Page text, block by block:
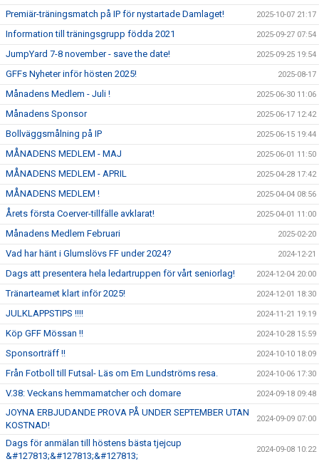
Premiär-träningsmatch på IP för nystartade Damlaget! 2025-10-07 21:17
Information till träningsgrupp födda 2021 2025-09-27 07:54
JumpYard 7-8 november - save the date! 2025-09-25 19:54
GFFs Nyheter inför hösten 2025! 2025-08-17
Månadens Medlem - Juli ! 2025-06-30 11:06
Månadens Sponsor 2025-06-17 12:42
Bollväggsmålning på IP 2025-06-15 19:44
MÅNADENS MEDLEM - MAJ 2025-06-01 11:50
MÅNADENS MEDLEM - APRIL 2025-04-28 17:42
MÅNADENS MEDLEM ! 2025-04-04 08:56
Årets första Coerver-tillfälle avklarat! 2025-04-01 11:00
Månadens Medlem Februari 2025-02-20
Vad har hänt i Glumslövs FF under 2024? 2024-12-21
Dags att presentera hela ledartruppen för vårt seniorlag! 2024-12-04 20:00
Tränarteamet klart inför 2025! 2024-12-01 18:30
JULKLAPPSTIPS !!!! 2024-11-21 19:19
Köp GFF Mössan !! 2024-10-28 15:59
Sponsorträff !! 2024-10-10 18:09
Från Fotboll till Futsal- Läs om Em Lundströms resa. 2024-10-06 17:30
V.38: Veckans hemmamatcher och domare 2024-09-18 09:48
JOYNA ERBJUDANDE PROVA PÅ UNDER SEPTEMBER UTAN
KOSTNAD!
2024-09-09 07:00
Dags för anmälan till höstens bästa tjejcup
&#127813;&#127813;&#127813;
2024-09-08 10:22